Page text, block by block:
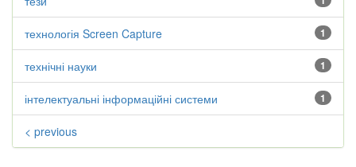
1
технологія Screen Capture
1
технічні науки
1
інтелектуальні інформаційні системи
< previous